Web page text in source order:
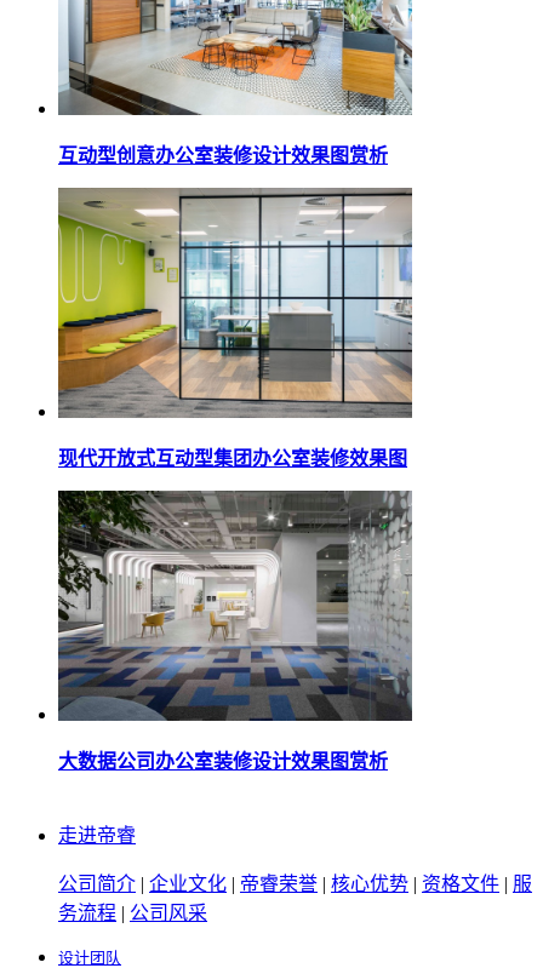
互动型创意办公室装修设计效果图赏析
现代开放式互动型集团办公室装修效果图
大数据公司办公室装修设计效果图赏析
走进帝睿
公司简介 | 企业文化 | 帝睿荣誉 | 核心优势 | 资格文件 | 服
务流程 | 公司风采
设计团队